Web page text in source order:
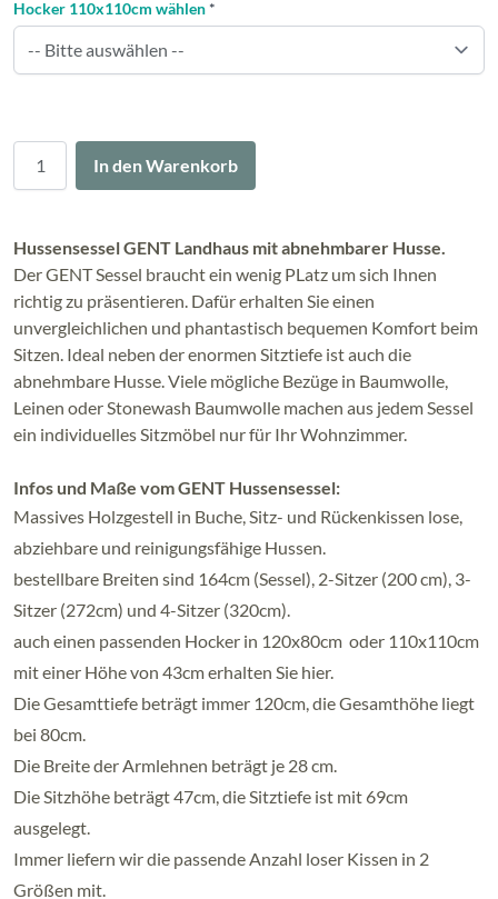
In den Warenkorb
Hocker 110x110cm wählen *
Hussensessel GENT Landhaus mit abnehmbarer Husse.
Der GENT Sessel braucht ein wenig PLatz um sich Ihnen
richtig zu präsentieren. Dafür erhalten Sie einen
unvergleichlichen und phantastisch bequemen Komfort beim
Sitzen. Ideal neben der enormen Sitztiefe ist auch die
abnehmbare Husse. Viele mögliche Bezüge in Baumwolle,
Leinen oder Stonewash Baumwolle machen aus jedem Sessel
ein individuelles Sitzmöbel nur für Ihr Wohnzimmer.
Infos und Maße vom GENT Hussensessel:
Massives Holzgestell in Buche, Sitz- und Rückenkissen lose,
abziehbare und reinigungsfähige Hussen.
bestellbare Breiten sind 164cm (Sessel), 2-Sitzer (200 cm), 3-
Sitzer (272cm) und 4-Sitzer (320cm).
auch einen passenden Hocker in 120x80cm oder 110x110cm
mit einer Höhe von 43cm erhalten Sie hier.
Die Gesamttiefe beträgt immer 120cm, die Gesamthöhe liegt
bei 80cm.
Die Breite der Armlehnen beträgt je 28 cm.
Die Sitzhöhe beträgt 47cm, die Sitztiefe ist mit 69cm
ausgelegt.
Immer liefern wir die passende Anzahl loser Kissen in 2
Größen mit.